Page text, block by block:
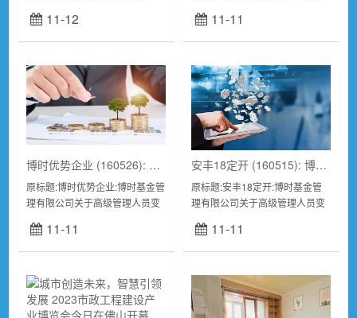
法违规行为被监管处罚，兰州银
行总行被罚款390万元。这份罚
11-12
官宣成立。11月9日，易方达、
华夏、华泰柏瑞三家基金公司
11-11
博时优势企业 (160526): 博时基金管理有限公司关于高级管理人员变更
原标题:博时优势企业:博时基金管
理有限公司关于高级管理人员变
关于高级管理人员变更的公告公
告送出日期：202...
11-11
安丰18定开 (160515): 博时基金管理有限公司关于高级管理人员变更
原标题:安丰18定开:博时基金管
理有限公司关于高级管理人员变
关于高级管理人员变更的公告公
告送出日期：202...
11-11